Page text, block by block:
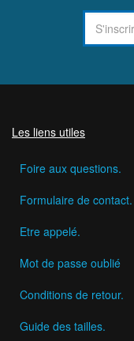
Les liens utiles
Foire aux questions.
Formulaire de contact.
Etre appelé.
Mot de passe oublié
Conditions de retour.
Guide des tailles.